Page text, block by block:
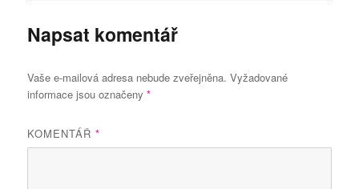
Napsat komentář
Vaše e-mailová adresa nebude zveřejněna. Vyžadované
informace jsou označeny*
KOMENTÁŘ*